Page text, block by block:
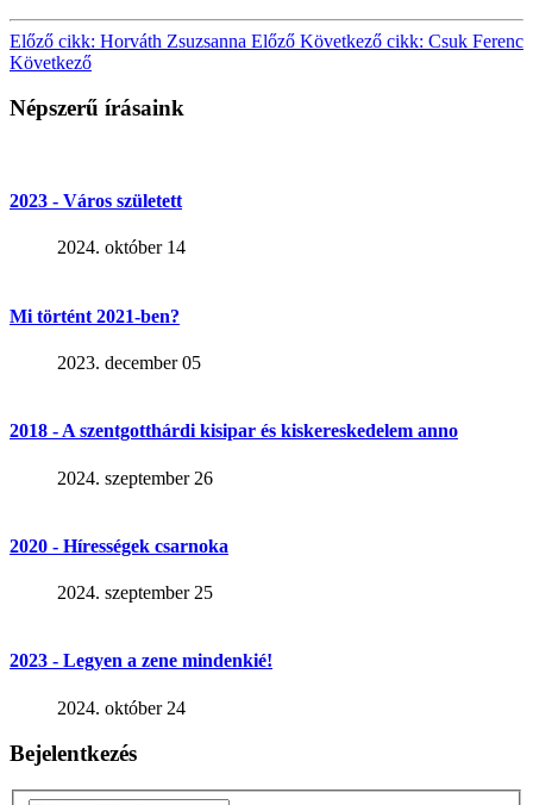
Előző cikk: Horváth Zsuzsanna Előző Következő cikk: Csuk Ferenc
Következő
Népszerű írásaink
2023 - Város született
2024. október 14
Mi történt 2021-ben?
2023. december 05
2018 - A szentgotthárdi kisipar és kiskereskedelem anno
2024. szeptember 26
2020 - Hírességek csarnoka
2024. szeptember 25
2023 - Legyen a zene mindenkié!
2024. október 24
Bejelentkezés